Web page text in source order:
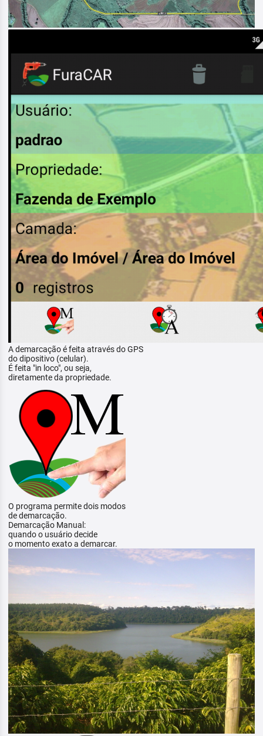
A demarcação é feita através do GPS
do dipositivo (celular).
É feita "in loco", ou seja,
diretamente da propriedade.
O programa permite dois modos
de demarcação.
Demarcação Manual:
quando o usuário decide
o momento exato a demarcar.